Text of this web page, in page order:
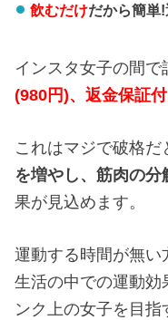
飲むだけだから簡単!
インスタ女子の間
(980円)、返金保証付
これはマジで破格
を増やし、筋肉の分
果が見込めます。
運動する時間が無い
生活の中での運動効
ンク上の女子を目